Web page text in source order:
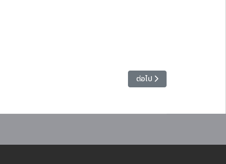
เนื้อหาถัดไป: วิทยาลัยมวยไท
ต่อไป